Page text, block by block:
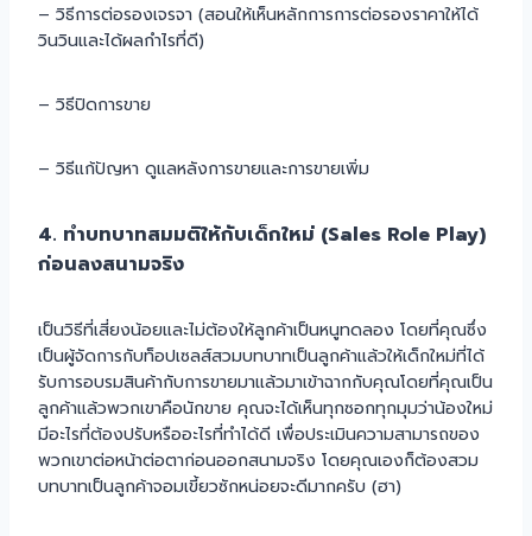
– วิธีการต่อรองเจรจา (สอนให้เห็นหลักการการต่อรองราคาให้ได้
วินวินและได้ผลกำไรที่ดี)
– วิธีปิดการขาย
– วิธีแก้ปัญหา ดูแลหลังการขายและการขายเพิ่ม
4. ทำบทบาทสมมติให้กับเด็กใหม่ (Sales Role Play)
ก่อนลงสนามจริง
เป็นวิธีที่เสี่ยงน้อยและไม่ต้องให้ลูกค้าเป็นหนูทดลอง โดยที่คุณซึ่ง
เป็นผู้จัดการกับท็อปเซลส์สวมบทบาทเป็นลูกค้าแล้วให้เด็กใหม่ที่ได้
รับการอบรมสินค้ากับการขายมาแล้วมาเข้าฉากกับคุณโดยที่คุณเป็น
ลูกค้าแล้วพวกเขาคือนักขาย คุณจะได้เห็นทุกซอกทุกมุมว่าน้องใหม่
มีอะไรที่ต้องปรับหรืออะไรที่ทำได้ดี เพื่อประเมินความสามารถของ
พวกเขาต่อหน้าต่อตาก่อนออกสนามจริง โดยคุณเองก็ต้องสวม
บทบาทเป็นลูกค้าจอมเขี้ยวซักหน่อยจะดีมากครับ (ฮา)